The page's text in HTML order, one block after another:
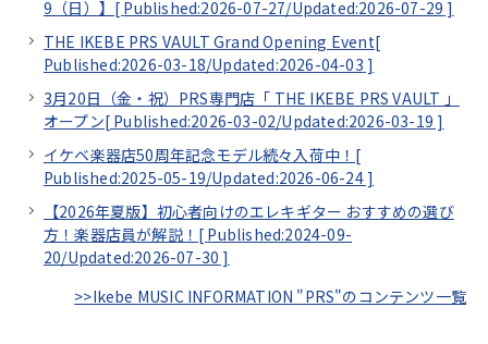
9（日）】[ Published:2026-07-27/Updated:2026-07-29 ]
THE IKEBE PRS VAULT Grand Opening Event[
Published:2026-03-18/Updated:2026-04-03 ]
3月20日（金・祝）PRS専門店「 THE IKEBE PRS VAULT 」
オープン[ Published:2026-03-02/Updated:2026-03-19 ]
イケベ楽器店50周年記念モデル続々入荷中！[
Published:2025-05-19/Updated:2026-06-24]
【2026年夏版】初心者向けのエレキギター おすすめの選び
方！楽器店員が解説！[ Published:2024-09-
20/Updated:2026-07-30 ]
>>Ikebe MUSIC INFORMATION "PRS"のコンテンツ一覧